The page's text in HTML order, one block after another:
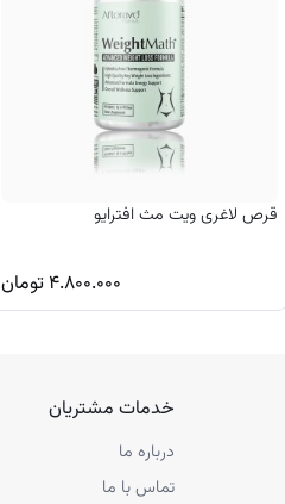
قرص لاغری ویت مث افترایو
۴.۸۰۰.۰۰۰ تومان
خدمات مشتریان
درباره ما
تماس با ما